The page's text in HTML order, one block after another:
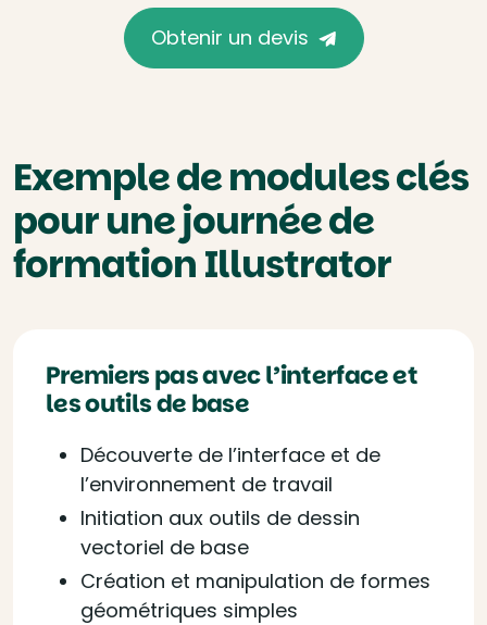
Obtenir un devis
Exemple de modules clés
pour une journée de
formation Illustrator
Premiers pas avec l’interface et
les outils de base
Découverte de l’interface et de
l’environnement de travail
Initiation aux outils de dessin
vectoriel de base
Création et manipulation de formes
géométriques simples